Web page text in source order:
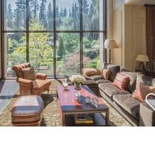
показать ещё 26 фотографий